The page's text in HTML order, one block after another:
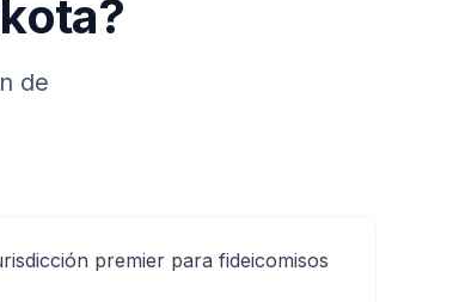
?
de
premier para fideicomisos